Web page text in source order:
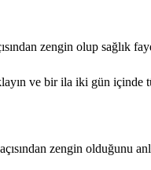
zengin olup sağlık
ve bir ila iki gün
zengin olduğunu